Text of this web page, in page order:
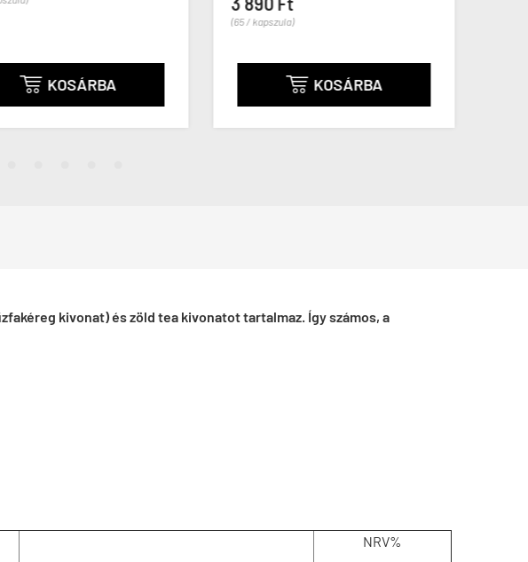
 KOSÁRBA
(65 / kapszula)
 KOSÁRBA
kivonat) és zöld tea kivonatot tartalmaz. Így számos, a
NRV%